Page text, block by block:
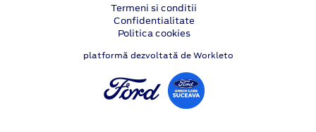
Termeni si conditii
Confidentialitate
Politica cookies
platformă dezvoltată de Workleto